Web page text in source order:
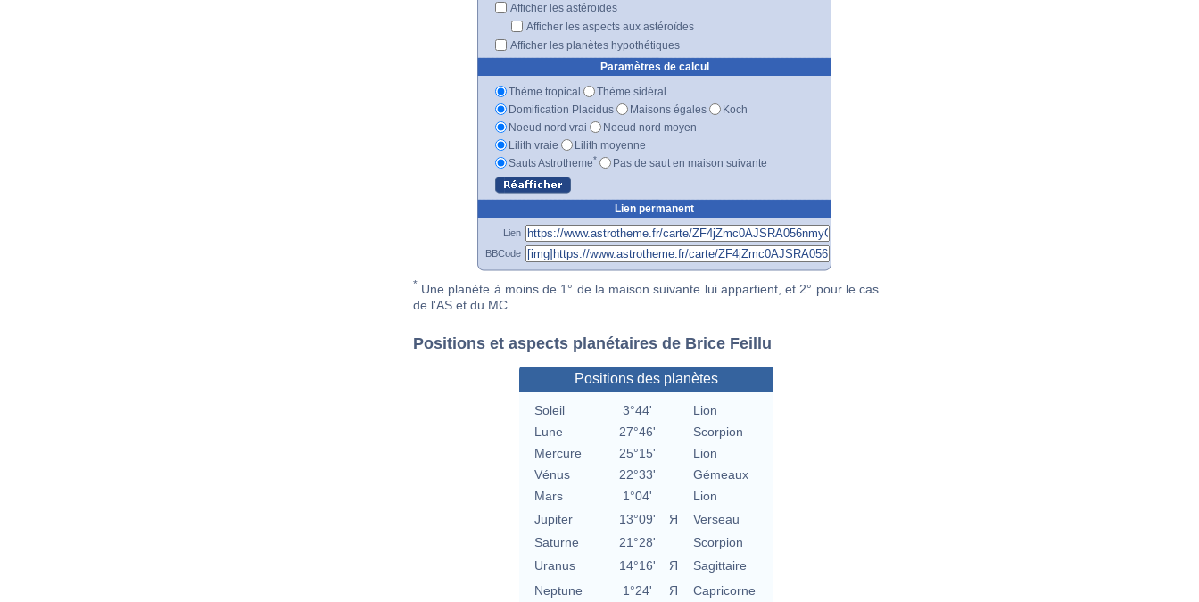
Afficher les astéroïdes
Afficher les aspects aux astéroïdes
Afficher les planètes hypothétiques
Paramètres de calcul
Thème tropical
Thème sidéral
Domification Placidus
Maisons égales
Koch
Noeud nord vrai
Noeud nord moyen
Lilith vraie
Lilith moyenne
Sauts Astrotheme* Pas de saut en maison suivante
Lien permanent
Lien
BBCode
* Une planète à moins de 1° de la maison suivante lui appartient, et 2° pour le cas
de l'AS et du MC
Positions et aspects planétaires de Brice Feillu
Positions des planètes
Soleil 3°44'
Lion
Lune
27°46'
Scorpion
Mercure
25°15'
Lion
Vénus
22°33'
Gémeaux
Mars
1°04'
Lion
Jupiter
13°09' Я
Verseau
Saturne
21°28'
Scorpion
Uranus
14°16' Я
Sagittaire
Neptune
1°24' Я Capricorne